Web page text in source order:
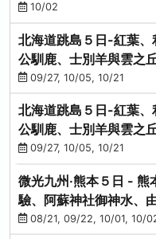
蟹放題(千/函)
10/02
北海道跳島５日-紅葉
公馴鹿、士別羊與雲之
園、海膽涮涮鍋
09/27, 10/05, 10/21
北海道跳島５日-紅葉
公馴鹿、士別羊與雲之
園、海膽涮涮鍋
09/27, 10/05, 10/21
微光九州‧熊本５日 -
驗、阿蘇神社御神水、
華海鮮盛宴
08/21, 09/22, 10/01, 10/